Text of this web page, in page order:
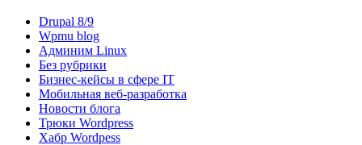
Drupal 8/9
Wpmu blog
Админим Linux
Без рубрики
Бизнес-кейсы в сфере IT
Мобильная веб-разработка
Новости блога
Трюки Wordpress
Хабр Wordpess